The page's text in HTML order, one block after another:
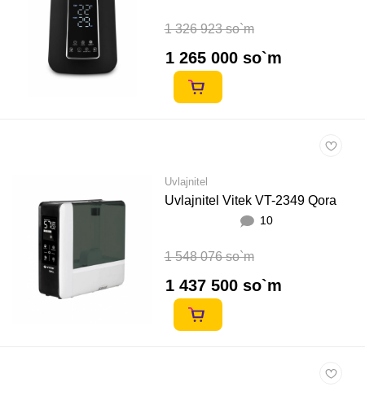
1 326 923 so`m
1 265 000 so`m
Uvlajnitel
Uvlajnitel Vitek VT-2349 Qora
10
1 548 076 so`m
1 437 500 so`m